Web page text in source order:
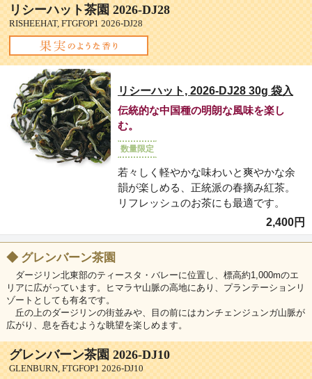
リシーハット茶園 2026-DJ28
RISHEEHAT, FTGFOP1 2026-DJ28
リシーハット, 2026-DJ28 30g 袋入
伝統的な中国種の明朗な風味を楽し
む。
数量限定
若々しく軽やかな味わいと爽やかな余
韻が楽しめる、正統派の春摘み紅茶。
リフレッシュのお茶にも最適です。
2,400円
◆ グレンバーン茶園
ダージリン北東部のティースタ・バレーに位置し、標高約1,000mのエ
リアに広がっています。ヒマラヤ山脈の高地にあり、プランテーションリ
ゾートとしても有名です。
丘の上のダージリンの街並みや、目の前にはカンチェンジュンガ山脈が
広がり、息を呑むような眺望を楽しめます。
グレンバーン茶園 2026-DJ10
GLENBURN, FTGFOP1 2026-DJ10